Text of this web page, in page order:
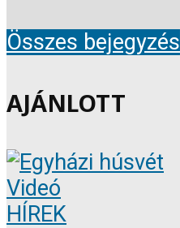
Összes bejegyzés
AJÁNLOTT
Videó
HÍREK